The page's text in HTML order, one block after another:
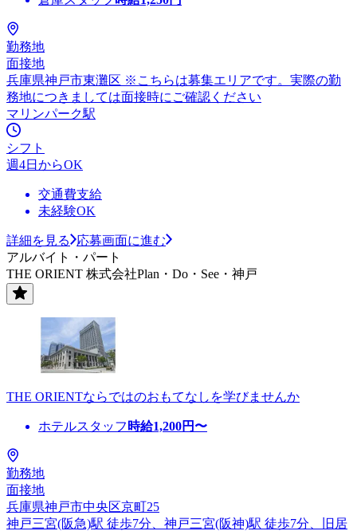
勤務地
面接地
兵庫県神戸市東灘区 ※こちらは募集エリアです。実際の勤
務地につきましては面接時にご確認ください
マリンパーク駅
シフト
週4日からOK
交通費支給
未経験OK
詳細を見る
応募画面に進む
アルバイト・パート
THE ORIENT 株式会社Plan・Do・See・神戸
THE ORIENTならではのおもてなしを学びませんか
ホテルスタッフ 時給1,200円〜
勤務地
面接地
兵庫県神戸市中央区京町25
神戸三宮(阪急)駅 徒歩7分、神戸三宮(阪神)駅 徒歩7分、旧居